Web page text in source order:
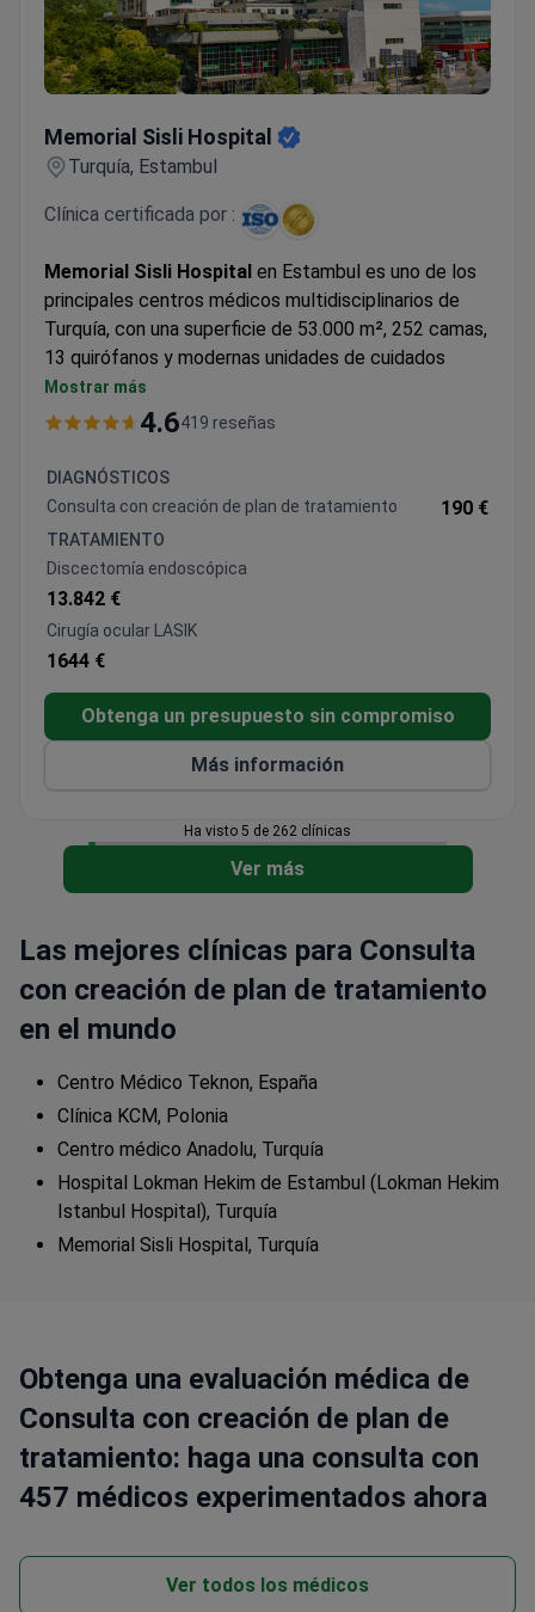
Memorial Sisli Hospital
Turquía, Estambul
Clínica certificada por :
Memorial Sisli Hospital en Estambul es uno de los
principales centros médicos multidisciplinarios de
Turquía, con una superficie de 53.000 m², 252 camas,
13 quirófanos y modernas unidades de cuidados
intensivos. Abierto en el año 2000, fue el primer
hospital en Turquía y el 21º en el mundo en obtener
(JCI), que confirma los estándares de calidad de
clase mundial.
El hospital es reconocido por su experiencia en
oncología, trasplante de órganos y médula ósea
(90% de éxito en trasplante de órganos), fertilización
robótica y genética. Equipado con tecnología de
última generación y centros especializados, el
Memorial Sisli recibe cada año pacientes de 167
países, combinando atención médica de alto nivel
con las únicas oportunidades culturales y turísticas
de Estambul.
Mostrar más
4.6419 reseñas
DIAGNÓSTICOS
Consulta con creación de plan de tratamiento
190 €
TRATAMIENTO
Discectomía endoscópica
13.842 €
Cirugía ocular LASIK
1644 €
Obtenga un presupuesto sin compromiso
Más información
Ha visto 5 de 262 clínicas
Ver más
Las mejores clínicas para Consulta
con creación de plan de tratamiento
en el mundo
Centro Médico Teknon, España
Clínica KCM, Polonia
Centro médico Anadolu, Turquía
Hospital Lokman Hekim de Estambul (Lokman Hekim
Istanbul Hospital), Turquía
Memorial Sisli Hospital, Turquía
Obtenga una evaluación médica de
Consulta con creación de plan de
tratamiento: haga una consulta con
457 médicos experimentados ahora
Ver todos los médicos